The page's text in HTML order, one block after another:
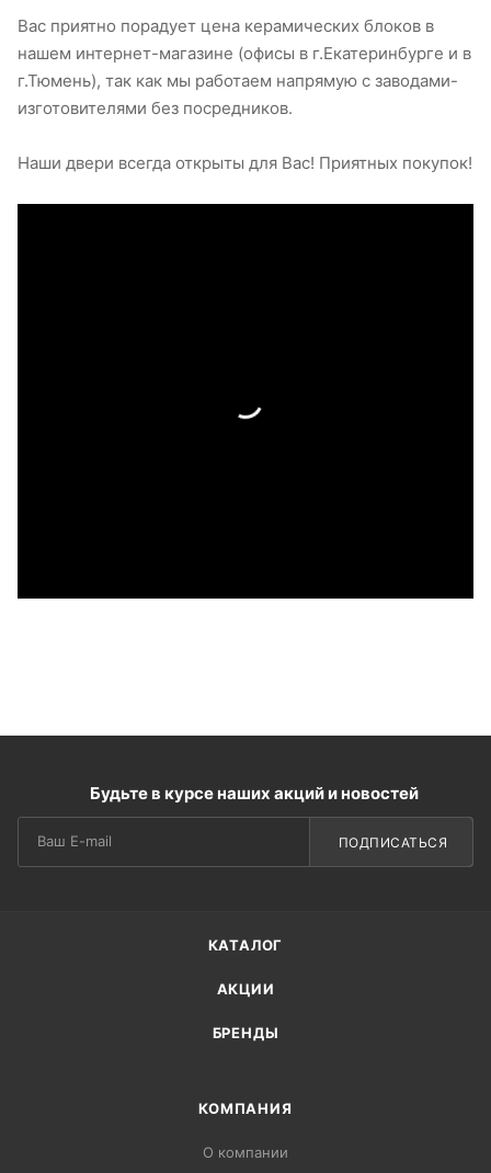
Вас приятно порадует цена керамических блоков в
нашем интернет-магазине (офисы в г.Екатеринбурге и в
г.Тюмень), так как мы работаем напрямую с заводами-
изготовителями без посредников.
Наши двери всегда открыты для Вас! Приятных покупок!
Будьте в курсе наших акций и новостей
ПОДПИСАТЬСЯ
КАТАЛОГ
АКЦИИ
БРЕНДЫ
КОМПАНИЯ
О компании